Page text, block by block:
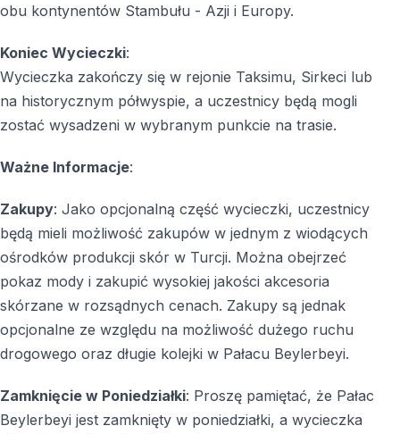
Tak, wycieczka jest komfortowa, realizowana głównie
obu kontynentów Stambułu - Azji i Europy.
Koniec Wycieczki:
Wycieczka zakończy się w rejonie Taksimu, Sirkeci lub
na historycznym półwyspie, a uczestnicy będą mogli
zostać wysadzeni w wybranym punkcie na trasie.
Ważne Informacje:
Zakupy: Jako opcjonalną część wycieczki, uczestnicy
będą mieli możliwość zakupów w jednym z wiodących
ośrodków produkcji skór w Turcji. Można obejrzeć
pokaz mody i zakupić wysokiej jakości akcesoria
skórzane w rozsądnych cenach. Zakupy są jednak
opcjonalne ze względu na możliwość dużego ruchu
drogowego oraz długie kolejki w Pałacu Beylerbeyi.
Zamknięcie w Poniedziałki: Proszę pamiętać, że Pałac
Beylerbeyi jest zamknięty w poniedziałki, a wycieczka